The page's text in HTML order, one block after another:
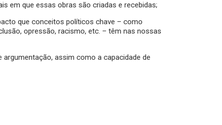
em que essas obras são criadas e recebidas;
que conceitos políticos chave – como
opressão, racismo, etc. – têm nas nossas
argumentação, assim como a capacidade de